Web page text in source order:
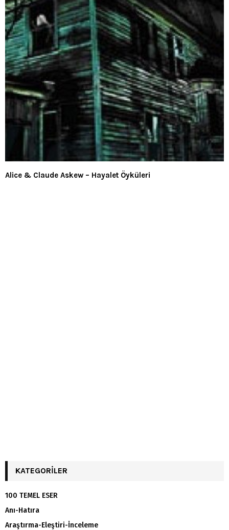
Alice & Claude Askew – Hayalet Öyküleri
KATEGORILER
100 TEMEL ESER
Anı-Hatıra
Araştırma-Eleştiri-İnceleme